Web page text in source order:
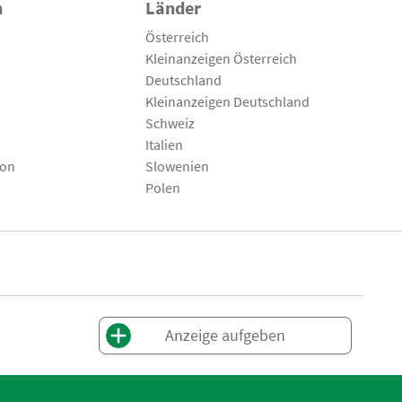
Länder
Österreich
Kleinanzeigen Österreich
Deutschland
Kleinanzeigen Deutschland
Schweiz
Italien
Slowenien
Polen
Anzeige aufgeben